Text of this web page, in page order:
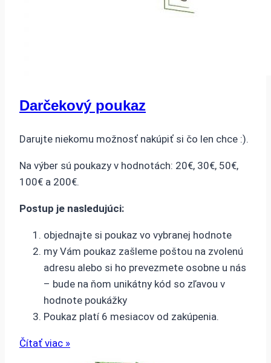
Darčekový poukaz
Darujte niekomu možnosť nakúpiť si čo len chce :).
Na výber sú poukazy v hodnotách: 20€, 30€, 50€,
100€ a 200€.
Postup je nasledujúci:
objednajte si poukaz vo vybranej hodnote
my Vám poukaz zašleme poštou na zvolenú
adresu alebo si ho prevezmete osobne u nás
– bude na ňom unikátny kód so zľavou v
hodnote poukážky
Poukaz platí 6 mesiacov od zakúpenia.
Čítať viac »